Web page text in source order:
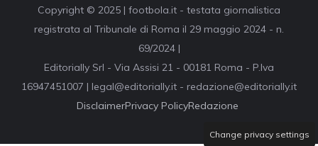
Copyright © 2025 | footbola.it - testata giornalistica
registrata al Tribunale di Roma il 29 maggio 2024 - n.
69/2024 |
Editorially Srl - Via Assisi 21 - 00181 Roma - P.Iva
16947451007 | legal@editorially.it - redazione@editorially.it
DisclaimerPrivacy PolicyRedazione
Change privacy settings